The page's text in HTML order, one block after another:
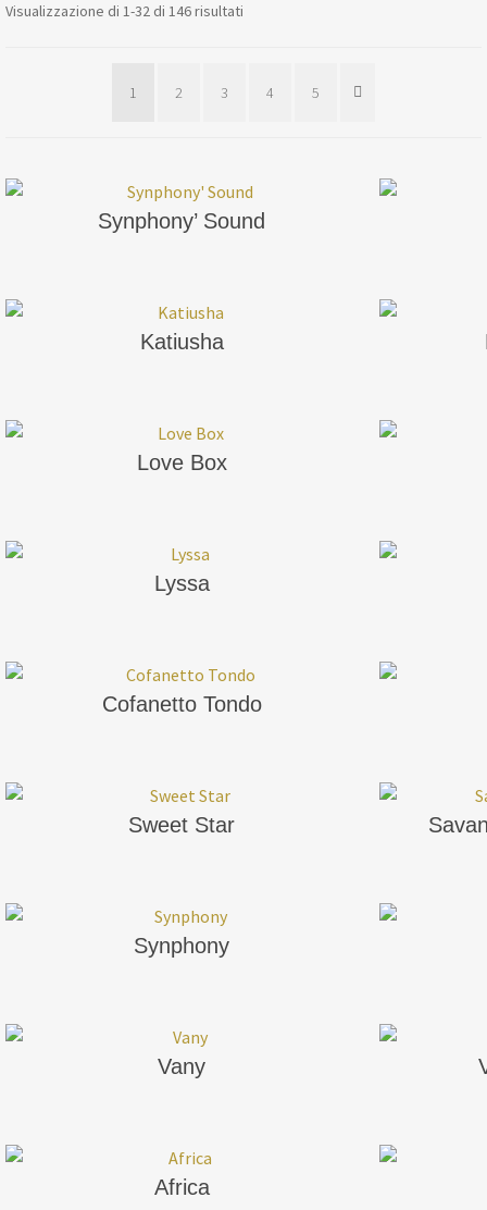
Visualizzazione di 1-32 di 146 risultati
1 2 3 4 5
Synphony’ Sound
Katiusha
Love Box
Lyssa
Cofanetto Tondo
Sweet Star
Synphony
Vany
Africa